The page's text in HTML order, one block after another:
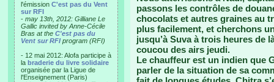
l'émission C'est pas du Vent
sur RFI
- may 13th, 2012: Gilliane Le
Gallic invited by Anne-Cécile
Bras at the C'est pas du
Vent sur RFI program (RFI)
- 12 mai 2012: Alofa participe à
la braderie du livre solidaire
organisée par la Ligue de
l'Enseignement (Paris)
passons les contrôles de
chocolats et autres graines au
plus facilement, et cherchons
jusqu’à Suva à trois heures de
coucou des airs jeudi.
Le chauffeur est un indien que
parler de la situation de sa